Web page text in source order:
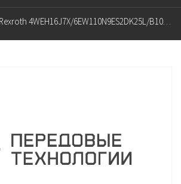
4WEH16J7X/6EW110N9ES2DK25L/B10 Распределитель